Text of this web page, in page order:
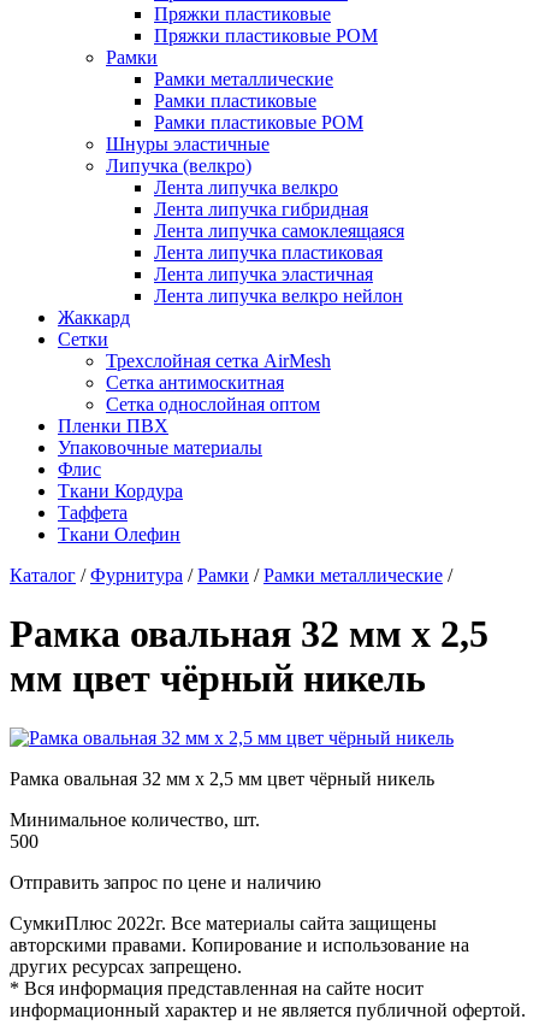
Пряжки пластиковые
Пряжки пластиковые POM
Рамки
Рамки металлические
Рамки пластиковые
Рамки пластиковые POM
Шнуры эластичные
Липучка (велкро)
Лента липучка велкро
Лента липучка гибридная
Лента липучка самоклеящаяся
Лента липучка пластиковая
Лента липучка эластичная
Лента липучка велкро нейлон
Жаккард
Сетки
Трехслойная сетка AirMesh
Сетка антимоскитная
Сетка однослойная оптом
Пленки ПВХ
Упаковочные материалы
Флис
Ткани Кордура
Таффета
Ткани Олефин
Каталог /Фурнитура /Рамки /Рамки металлические /
Рамка овальная 32 мм х 2,5
мм цвет чёрный никель
Рамка овальная 32 мм х 2,5 мм цвет чёрный никель
Минимальное количество, шт.
500
Отправить запрос по цене и наличию
СумкиПлюс 2022г. Все материалы сайта защищены
авторскими правами. Копирование и использование на
других ресурсах запрещено.
* Вся информация представленная на сайте носит
информационный характер и не является публичной офертой.